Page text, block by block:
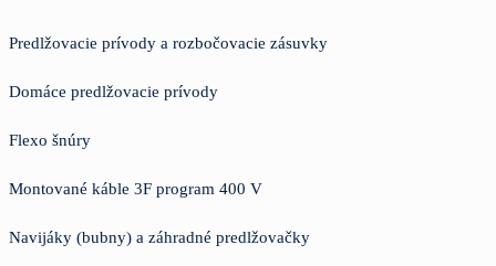
Predlžovacie prívody a rozbočovacie zásuvky
Domáce predlžovacie prívody
Flexo šnúry
Montované káble 3F program 400 V
Navijáky (bubny) a záhradné predlžovačky